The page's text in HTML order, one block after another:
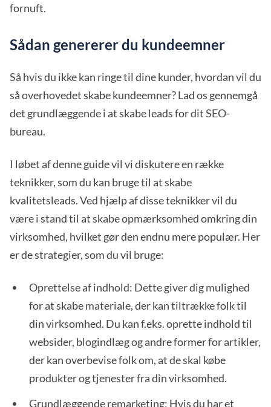
fornuft.
Sådan genererer du kundeemner
Så hvis du ikke kan ringe til dine kunder, hvordan vil du
så overhovedet skabe kundeemner? Lad os gennemgå
det grundlæggende i at skabe leads for dit SEO-
bureau.
I løbet af denne guide vil vi diskutere en række
teknikker, som du kan bruge til at skabe
kvalitetsleads. Ved hjælp af disse teknikker vil du
være i stand til at skabe opmærksomhed omkring din
virksomhed, hvilket gør den endnu mere populær. Her
er de strategier, som du vil bruge:
Oprettelse af indhold: Dette giver dig mulighed
for at skabe materiale, der kan tiltrække folk til
din virksomhed. Du kan f.eks. oprette indhold til
websider, blogindlæg og andre former for artikler,
der kan overbevise folk om, at de skal købe
produkter og tjenester fra din virksomhed.
Grundlæggende remarketing: Hvis du har et